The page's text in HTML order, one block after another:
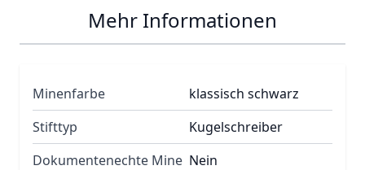
Mehr Informationen
Minenfarbe
klassisch schwarz
Stifttyp
Kugelschreiber
Dokumentenechte Mine Nein